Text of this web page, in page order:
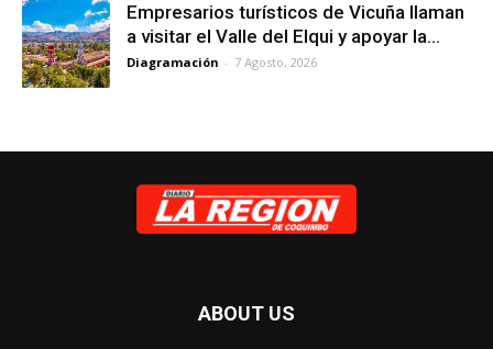
Empresarios turísticos de Vicuña llaman
a visitar el Valle del Elqui y apoyar la...
Diagramación - 7 Agosto, 2026
ABOUT US